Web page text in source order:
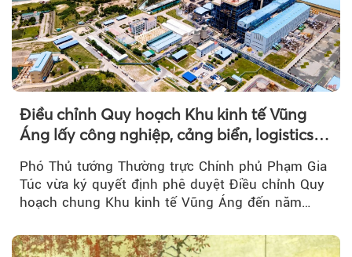
Điều chỉnh Quy hoạch Khu kinh tế Vũng
Áng lấy công nghiệp, cảng biển, logistics
Phó Thủ tướng Thường trực Chính phủ Phạm Gia
Túc vừa ký quyết định phê duyệt Điều chỉnh Quy
hoạch chung Khu kinh tế Vũng Áng đến năm